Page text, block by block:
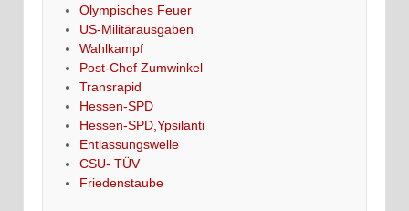
Olympisches Feuer
US-Militärausgaben
Wahlkampf
Post-Chef Zumwinkel
Transrapid
Hessen-SPD
Hessen-SPD,Ypsilanti
Entlassungswelle
CSU- TÜV
Friedenstaube